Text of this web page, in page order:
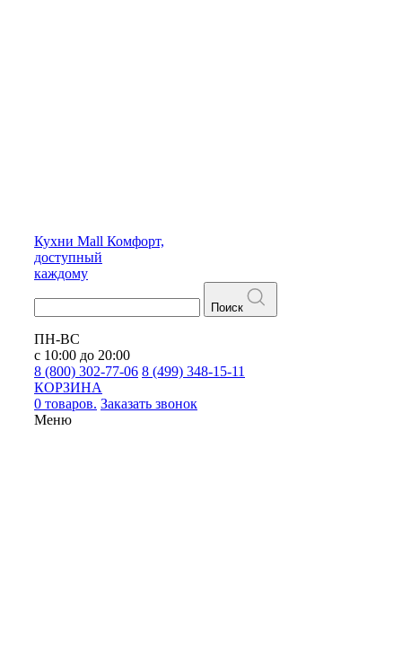
Кухни Mall Комфорт,
доступный
каждому
Поиск
ПН-ВС
с 10:00 до 20:00
8 (800) 302-77-06 8 (499) 348-15-11
КОРЗИНА
0 товаров. Заказать звонок
Меню